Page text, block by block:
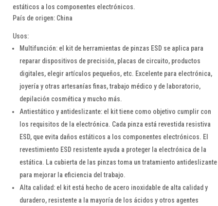
estáticos a los componentes electrónicos.
País de origen: China
Usos:
Multifunción: el kit de herramientas de pinzas ESD se aplica para
reparar dispositivos de precisión, placas de circuito, productos
digitales, elegir artículos pequeños, etc. Excelente para electrónica,
joyería y otras artesanías finas, trabajo médico y de laboratorio,
depilación cosmética y mucho más.
Antiestático y antideslizante: el kit tiene como objetivo cumplir con
los requisitos de la electrónica. Cada pinza está revestida resistiva
ESD, que evita daños estáticos a los componentes electrónicos. El
revestimiento ESD resistente ayuda a proteger la electrónica de la
estática. La cubierta de las pinzas toma un tratamiento antideslizante
para mejorar la eficiencia del trabajo.
Alta calidad: el kit está hecho de acero inoxidable de alta calidad y
duradero, resistente a la mayoría de los ácidos y otros agentes